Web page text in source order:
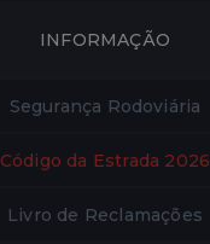
INFORMAÇÃO
Segurança Rodoviária
Código da Estrada 2026
Livro de Reclamações